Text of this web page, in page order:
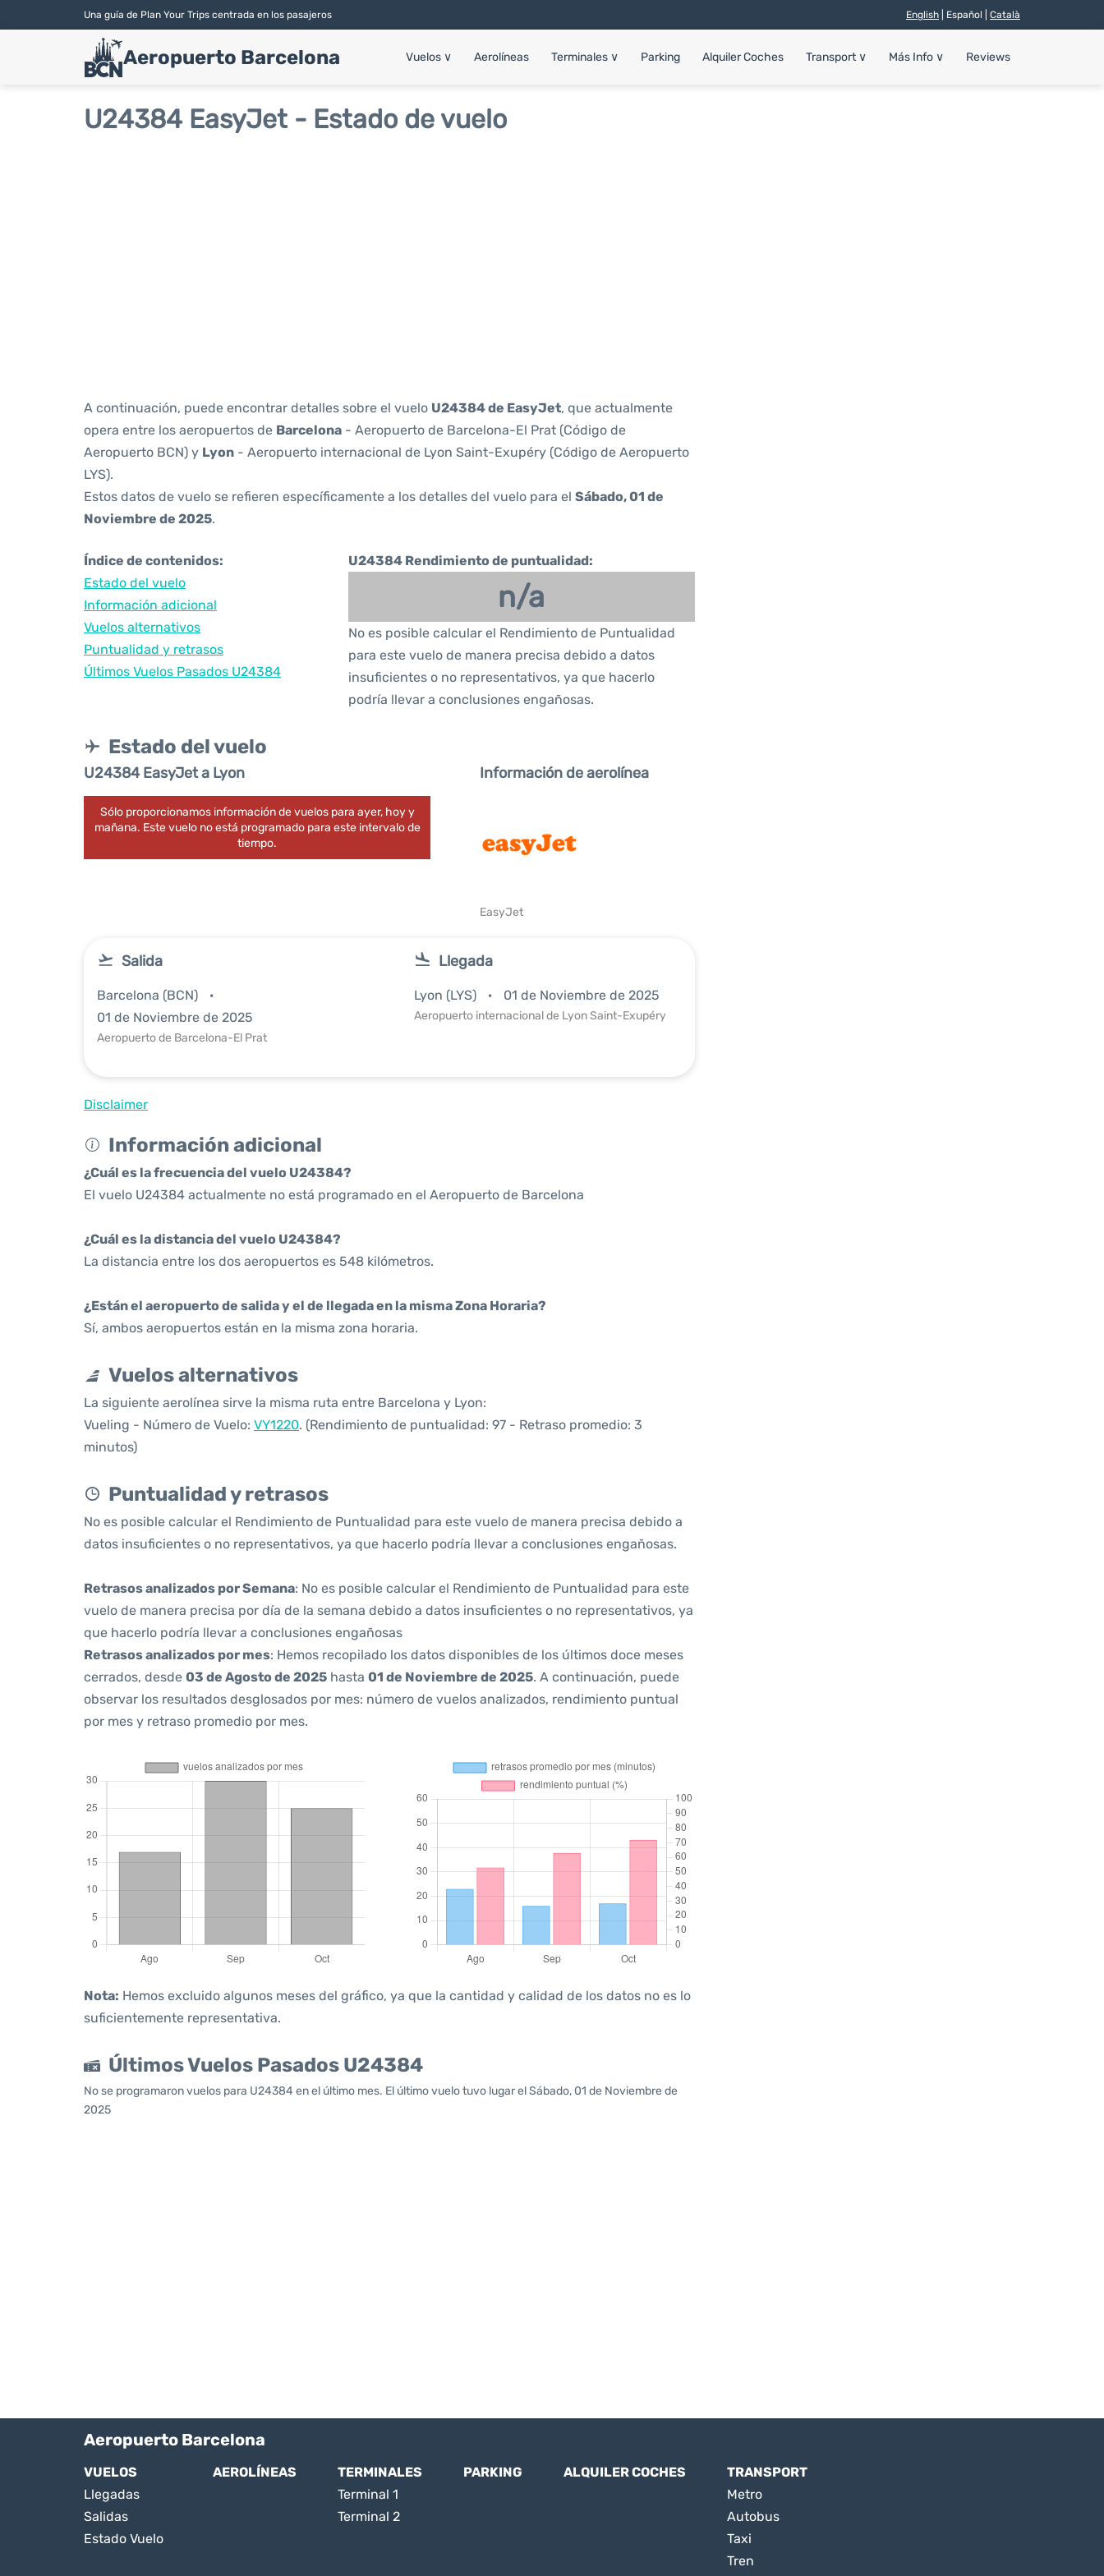
Una guía de Plan Your Trips centrada en los pasajeros English | Español | Català
Aeropuerto Barcelona Vuelos ∨ Aerolíneas Terminales ∨ Parking Alquiler Coches Transport ∨ Más Info ∨ Reviews
U24384 EasyJet - Estado de vuelo
A continuación, puede encontrar detalles sobre el vuelo U24384 de EasyJet, que actualmente
opera entre los aeropuertos de Barcelona - Aeropuerto de Barcelona-El Prat (Código de
Aeropuerto BCN) y Lyon - Aeropuerto internacional de Lyon Saint-Exupéry (Código de Aeropuerto
LYS).
Estos datos de vuelo se refieren específicamente a los detalles del vuelo para el Sábado, 01 de
Noviembre de 2025.
Índice de contenidos:
Estado del vuelo
Información adicional
Vuelos alternativos
Puntualidad y retrasos
Últimos Vuelos Pasados U24384
U24384 Rendimiento de puntualidad:
n/a
No es posible calcular el Rendimiento de Puntualidad
para este vuelo de manera precisa debido a datos
insuficientes o no representativos, ya que hacerlo
podría llevar a conclusiones engañosas.
Estado del vuelo
U24384 EasyJet a Lyon
Sólo proporcionamos información de vuelos para ayer, hoy y
mañana. Este vuelo no está programado para este intervalo de
tiempo.
Información de aerolínea
EasyJet
Salida
Barcelona (BCN)
01 de Noviembre de 2025
Aeropuerto de Barcelona-El Prat
Llegada
Lyon (LYS) 01 de Noviembre de 2025
Aeropuerto internacional de Lyon Saint-Exupéry
Disclaimer
Información adicional
¿Cuál es la frecuencia del vuelo U24384?
El vuelo U24384 actualmente no está programado en el Aeropuerto de Barcelona
¿Cuál es la distancia del vuelo U24384?
La distancia entre los dos aeropuertos es 548 kilómetros.
¿Están el aeropuerto de salida y el de llegada en la misma Zona Horaria?
Sí, ambos aeropuertos están en la misma zona horaria.
Vuelos alternativos
La siguiente aerolínea sirve la misma ruta entre Barcelona y Lyon:
Vueling - Número de Vuelo: VY1220. (Rendimiento de puntualidad: 97 - Retraso promedio: 3
minutos)
Puntualidad y retrasos
No es posible calcular el Rendimiento de Puntualidad para este vuelo de manera precisa debido a
datos insuficientes o no representativos, ya que hacerlo podría llevar a conclusiones engañosas.
Retrasos analizados por Semana: No es posible calcular el Rendimiento de Puntualidad para este
vuelo de manera precisa por día de la semana debido a datos insuficientes o no representativos, ya
que hacerlo podría llevar a conclusiones engañosas
Retrasos analizados por mes: Hemos recopilado los datos disponibles de los últimos doce meses
cerrados, desde 03 de Agosto de 2025 hasta 01 de Noviembre de 2025. A continuación, puede
observar los resultados desglosados por mes: número de vuelos analizados, rendimiento puntual
por mes y retraso promedio por mes.
Nota: Hemos excluido algunos meses del gráfico, ya que la cantidad y calidad de los datos no es lo
suficientemente representativa.
Últimos Vuelos Pasados U24384
No se programaron vuelos para U24384 en el último mes. El último vuelo tuvo lugar el Sábado, 01 de Noviembre de
2025
Aeropuerto Barcelona
VUELOS
Llegadas
Salidas
Estado Vuelo
AEROLÍNEAS
TERMINALES
Terminal 1
Terminal 2
PARKING ALQUILER COCHES
TRANSPORT
Metro
Autobus
Taxi
Tren